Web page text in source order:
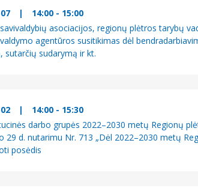
|
14:00 - 15:00
asociacijos, regionų plėtros tarybų
agentūros susitikimas dėl
sutarčių sudarymą ir kt.
|
14:00 - 15:30
darbo grupės 2022–2030 metų Regionų
29 d. nutarimu Nr. 713 „Dėl 2022–2030 metų
posėdis